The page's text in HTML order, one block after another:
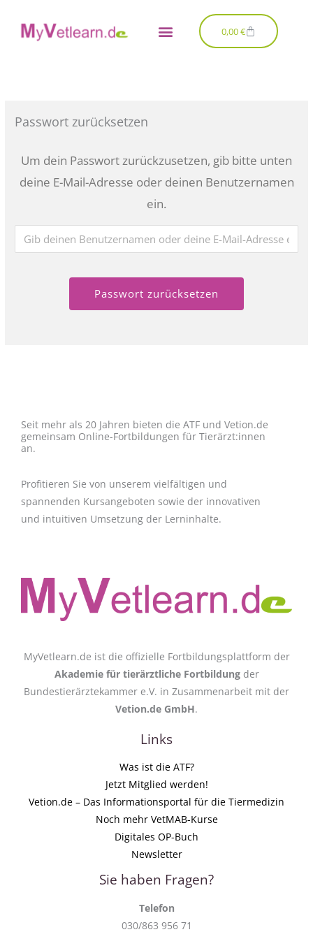
Inhalt
springen
0,00€Warenkorb
Passwort zurücksetzen
Um dein Passwort zurückzusetzen, gib bitte unten
deine E-Mail-Adresse oder deinen Benutzernamen
ein.
Seit mehr als 20 Jahren bieten die ATF und Vetion.de
gemeinsam Online-Fortbildungen für Tierärzt:innen
an.
Profitieren Sie von unserem vielfältigen und
spannenden Kursangeboten sowie der innovativen
und intuitiven Umsetzung der Lerninhalte.
MyVetlearn.de ist die offizielle Fortbildungsplattform der
Akademie für tierärztliche Fortbildungder
Bundestierärztekammer e.V. in Zusammenarbeit mit der
Vetion.de GmbH.
Links
Was ist die ATF?
Jetzt Mitglied werden!
Vetion.de – Das Informationsportal für die Tiermedizin
Noch mehr VetMAB-Kurse
Digitales OP-Buch
Newsletter
Sie haben Fragen?
Telefon
030/863 956 71